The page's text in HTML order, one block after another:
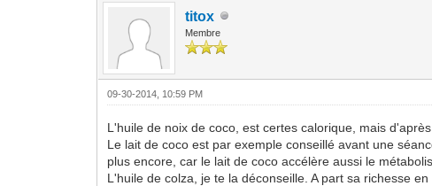
titox
Membre
09-30-2014, 10:59 PM
L'huile de noix de coco, est certes calorique, mais
Le lait de coco est par exemple conseillé avant une
plus encore, car le lait de coco accélère aussi le
L'huile de colza, je te la déconseille. A part sa richesse